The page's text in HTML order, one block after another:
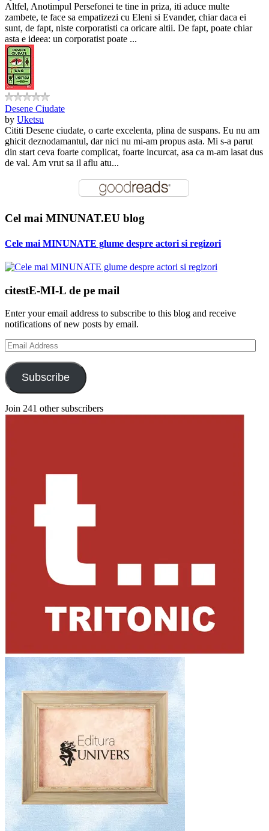
Altfel, Anotimpul Persefonei te tine in priza, iti aduce multe
zambete, te face sa empatizezi cu Eleni si Evander, chiar daca ei
sunt, de fapt, niste corporatisti ca oricare altii. De fapt, poate chiar
asta e ideea: un corporatist poate ...
Desene Ciudate
by Uketsu
Cititi Desene ciudate, o carte excelenta, plina de suspans. Eu nu am
ghicit deznodamantul, dar nici nu mi-am propus asta. Mi s-a parut
din start ceva foarte complicat, foarte incurcat, asa ca m-am lasat dus
de val. Am vrut sa il aflu atu...
Cel mai MINUNAT.EU blog
Cele mai MINUNATE glume despre actori si regizori
citestE-MI-L de pe mail
Enter your email address to subscribe to this blog and receive
notifications of new posts by email.
Email
Address
Subscribe
Join 241 other subscribers